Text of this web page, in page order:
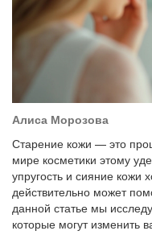
Алиса Морозова
Старение кожи — это
мире косметики этому
упругость и сияние кожи
действительно может
данной статье мы
которые могут изменить